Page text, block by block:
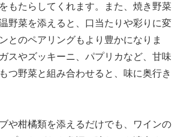
もたらしてくれます。また、焼き野菜
野菜を添えると、口当たりや彩りに変
とのペアリングもより豊かになりま
スやズッキーニ、パプリカなど、甘味
つ野菜と組み合わせると、味に奥行き
や柑橘類を添えるだけでも、ワインの